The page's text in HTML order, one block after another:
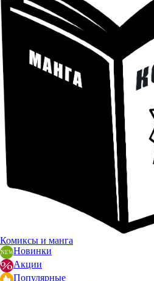
Комиксы и манга
Новинки
Акции
Популярные